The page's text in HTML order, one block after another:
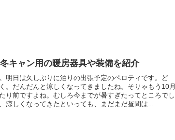
キャン用の暖房器具や装備を紹介
明日は久しぶりに泊りの出張予定のペロティです。ど
。だんだんと涼しくなってきましたね。そりゃもう10月
り前ですよね。むしろ今までが暑すぎたってところでし
涼しくなってきたといっても、まだまだ昼間は...